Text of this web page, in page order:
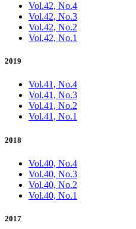
Vol.42, No.4
Vol.42, No.3
Vol.42, No.2
Vol.42, No.1
2019
Vol.41, No.4
Vol.41, No.3
Vol.41, No.2
Vol.41, No.1
2018
Vol.40, No.4
Vol.40, No.3
Vol.40, No.2
Vol.40, No.1
2017